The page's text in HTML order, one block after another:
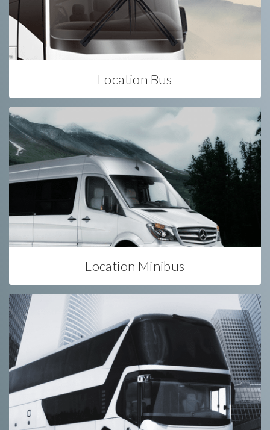
Location Bus
Location Minibus